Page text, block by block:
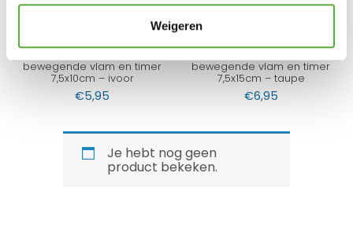
Weigeren
bewegende vlam en timer
7,5x10cm – ivoor
€5,95
bewegende vlam en timer
7,5x15cm – taupe
€6,95
Je hebt nog geen
product bekeken.